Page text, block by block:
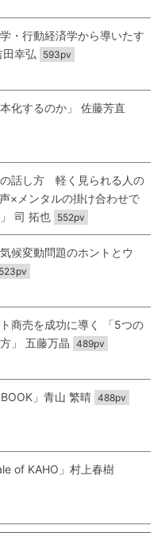
学・行動経済学から導いたす
田幸弘
593pv
化するのか」 佐藤芳直
の話し方 軽く見られる人の
メンタルの掛け合わせで
司 拓也
552pv
候変動問題のホントとウ
523pv
ト商売を成功に導く 「5つの
」 五藤万晶 489pv
BOOK」青山 繁晴 488pv
of KAHO」村上春樹